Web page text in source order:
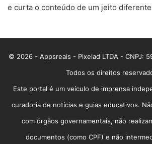
e curta o conteúdo de um jeito
© 2026 - Appsreais - Pixelad LTDA - CNPJ:
Todos os direitos
Este portal é um veículo de imprensa
curadoria de notícias e guias educativos.
com órgãos governamentais, não
documentos (como CPF) e não